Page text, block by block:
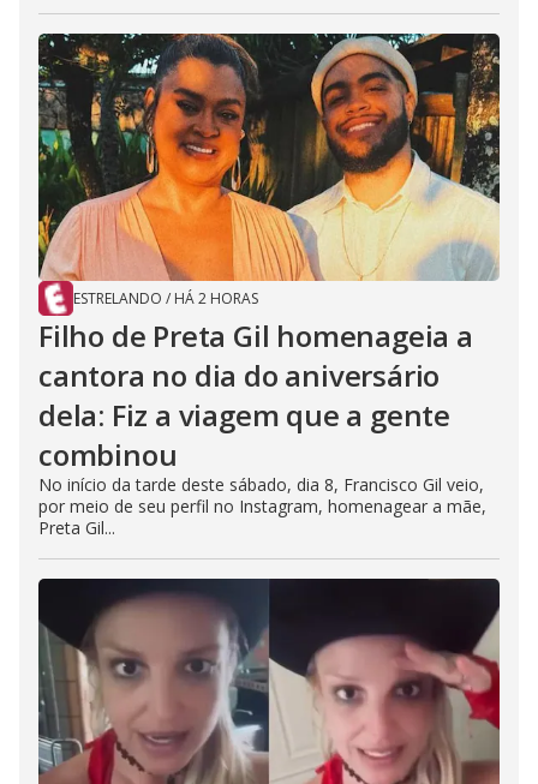
ESTRELANDO / HÁ 2 HORAS
Filho de Preta Gil homenageia a
cantora no dia do aniversário
dela: Fiz a viagem que a gente
combinou
No início da tarde deste sábado, dia 8, Francisco Gil veio,
por meio de seu perfil no Instagram, homenagear a mãe,
Preta Gil...